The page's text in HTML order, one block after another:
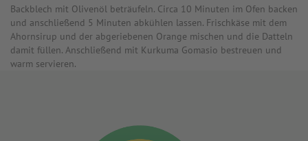
Backblech mit Olivenöl beträufeln. Circa 10 Minuten im Ofen backen
und anschließend 5 Minuten abkühlen lassen. Frischkäse mit dem
Ahornsirup und der abgeriebenen Orange mischen und die Datteln
damit füllen. Anschließend mit Kurkuma Gomasio bestreuen und
warm servieren.